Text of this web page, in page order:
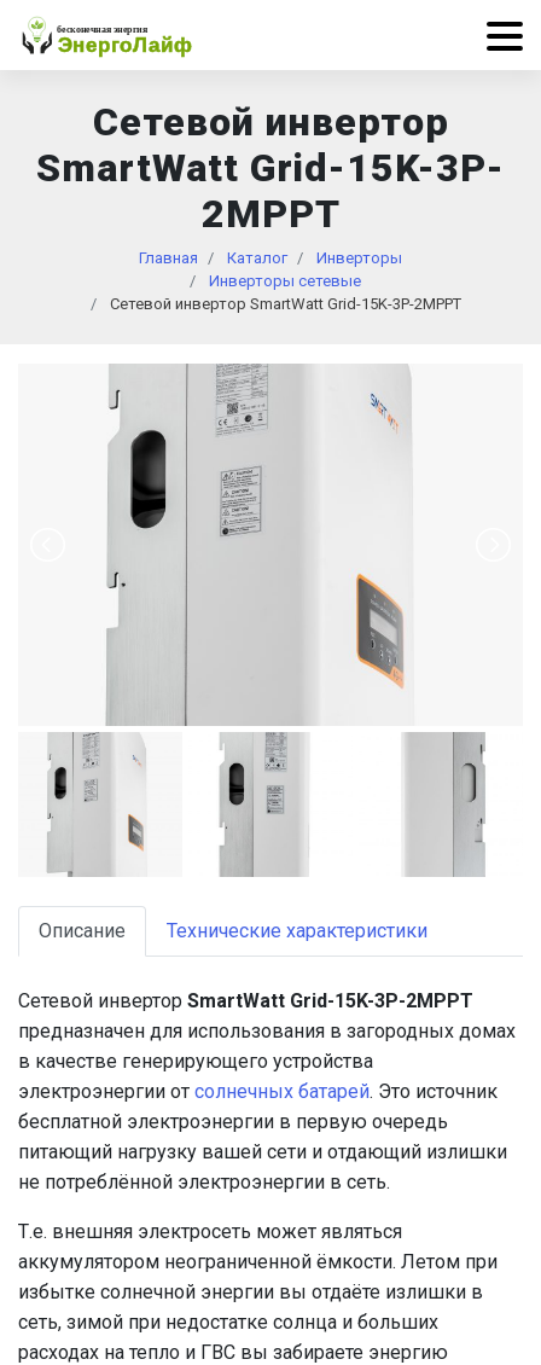
Сетевой инвертор
SmartWatt Grid-15K-3P-
2MPPT
Главная Каталог
Инверторы
Инверторы сетевые
Сетевой инвертор SmartWatt Grid-15K-3P-2MPPT
Описание Технические характеристики
Сетевой инвертор SmartWatt Grid-15K-3P-2MPPT
предназначен для использования в загородных домах
в качестве генерирующего устройства
электроэнергии от солнечных батарей. Это источник
бесплатной электроэнергии в первую очередь
питающий нагрузку вашей сети и отдающий излишки
не потреблённой электроэнергии в сеть.
Т.е. внешняя электросеть может являться
аккумулятором неограниченной ёмкости. Летом при
избытке солнечной энергии вы отдаёте излишки в
сеть, зимой при недостатке солнца и больших
расходах на тепло и ГВС вы забираете энергию